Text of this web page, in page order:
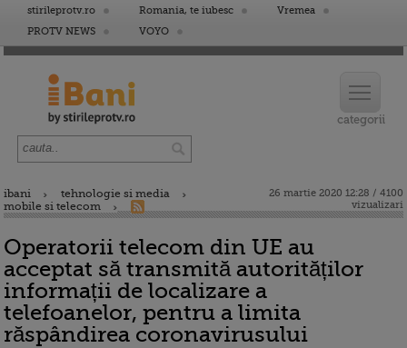
stirileprotv.ro Romania, te iubesc
Vremea
PROTV NEWS
VOYO
ibani
tehnologie si media
mobile si telecom
26 martie 2020 12:28 / 4100
vizualizari
Operatorii telecom din UE au
acceptat să transmită autorităților
informații de localizare a
telefoanelor, pentru a limita
răspândirea coronavirusului